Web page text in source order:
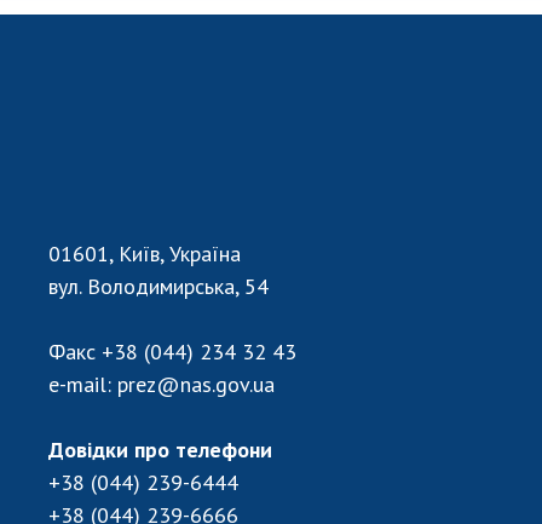
Секція хімічних і біологічних наук
Секція суспільних і гуманітарних наук
Установи при Президії
Ради, комітети та комісії
Наукові центри МОН та НАН України
Громадські організації
01601, Київ, Україна
вул. Володимирська, 54
Факс +38 (044) 234 32 43
e-mail: prez@nas.gov.ua
Довідки про телефони
+38 (044) 239-6444
+38 (044) 239-6666